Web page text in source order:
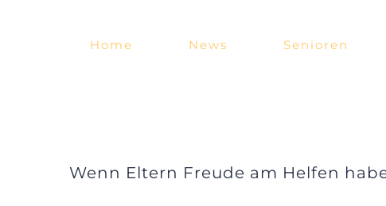
Home News Senioren
Wenn Eltern Freude am Helfen